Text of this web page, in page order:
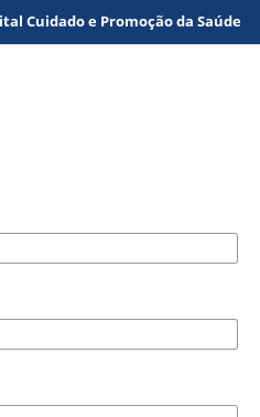
Cuidado e Promoção da Saúde